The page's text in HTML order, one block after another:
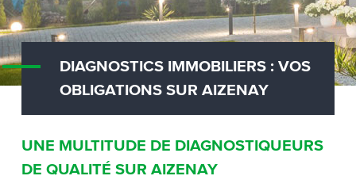
DIAGNOSTICS IMMOBILIERS : VOS
OBLIGATIONS SUR AIZENAY
UNE MULTITUDE DE DIAGNOSTIQUEURS
DE QUALITÉ SUR AIZENAY